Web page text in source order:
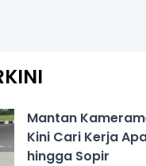
Mantan
Kini Cari Kerja
hingga Sopir